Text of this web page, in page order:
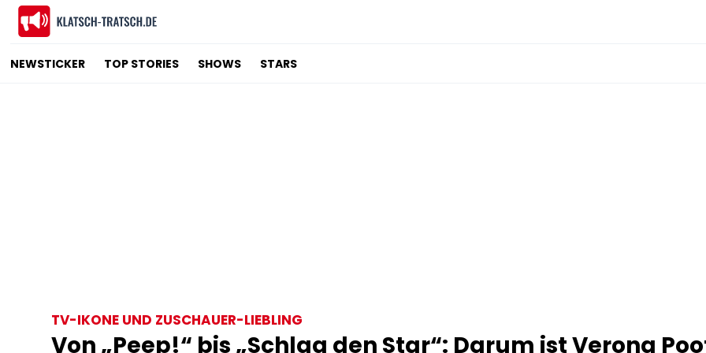
NEWSTICKER TOP STORIES SHOWS STARS
TV-IKONE UND ZUSCHAUER-LIEBLING
Von „Peep!“ bis „Schlag den Star“: Darum ist Verona